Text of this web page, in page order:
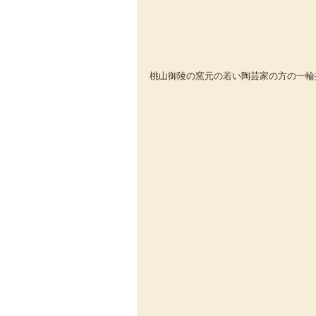
桃山御陵の窯元の若い陶芸家の方の一